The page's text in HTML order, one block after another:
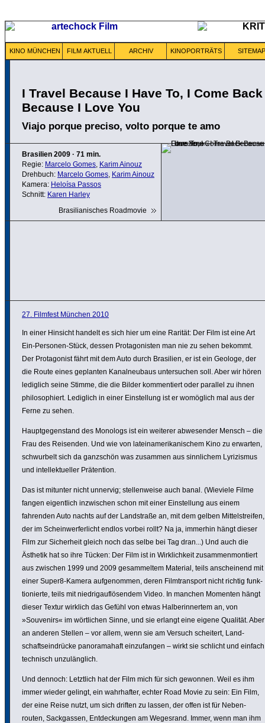
KINO MÜNCHEN FILM AKTUELL ARCHIV KINOPORTRÄTS SITEMAP
I Travel Because I Have To, I Come Back
Because I Love You
Viajo porque preciso, volto porque te amo
Brasilien 2009 · 71 min.
Regie: Marcelo Gomes, Karim Ainouz
Drehbuch: Marcelo Gomes, Karim Ainouz
Kamera: Heloísa Passos
Schnitt: Karen Harley
Brasilianisches Roadmovie
27. Filmfest München 2010
In einer Hinsicht handelt es sich hier um eine Rarität: Der Film ist eine Art
Ein-Personen-Stück, dessen Prot­ago­nisten man nie zu sehen bekommt.
Der Prot­ago­nist fährt mit dem Auto durch Brasilien, er ist ein Geologe, der
die Route eines geplanten Kanal­neu­baus unter­su­chen soll. Aber wir hören
lediglich seine Stimme, die die Bilder kommen­tiert oder parallel zu ihnen
philo­so­phiert. Lediglich in einer Einstel­lung ist er womöglich mal aus der
Ferne zu sehen.
Haupt­ge­gen­stand des Monologs ist ein weiterer abwe­sender Mensch – die
Frau des Reisenden. Und wie von latein­ame­ri­ka­ni­schem Kino zu erwarten,
schwur­belt sich da ganzschön was zusammen aus sinn­li­chem Lyri­zismus
und intel­lek­tu­eller Präten­tion.
Das ist mitunter nicht unnervig; stel­len­weise auch banal. (Wieviele Filme
fangen eigent­lich inzwi­schen schon mit einer Einstel­lung aus einem
fahrenden Auto nachts auf der Land­straße an, mit dem gelben Mittel­streifen,
der im Schein­wer­fer­licht endlos vorbei rollt? Na ja, immerhin hängt dieser
Film zur Sicher­heit gleich noch das selbe bei Tag dran...) Und auch die
Ästhetik hat so ihre Tücken: Der Film ist in Wirk­lich­keit zusam­men­mon­tiert
aus zwischen 1999 und 2009 gesam­meltem Material, teils anschei­nend mit
einer Super8-Kamera aufge­nommen, deren Film­trans­port nicht richtig funk­
tio­nierte, teils mit nied­rig­auf­lö­sendem Video. In manchen Momenten hängt
dieser Textur wirklich das Gefühl von etwas Halberin­nertem an, von
»Souvenirs« im wört­li­chen Sinne, und sie erlangt eine eigene Qualität. Aber
an anderen Stellen – vor allem, wenn sie am Versuch scheitert, Land­
schafts­ein­drücke panora­ma­haft einzu­fangen – wirkt sie schlicht und einfach
technisch unzu­läng­lich.
Und dennoch: Letztlich hat der Film mich für sich gewonnen. Weil es ihm
immer wieder gelingt, ein wahr­hafter, echter Road Movie zu sein: Ein Film,
der eine Reise nutzt, um sich driften zu lassen, der offen ist für Neben­
routen, Sack­gassen, Entde­ckungen am Wegesrand. Immer, wenn man ihm